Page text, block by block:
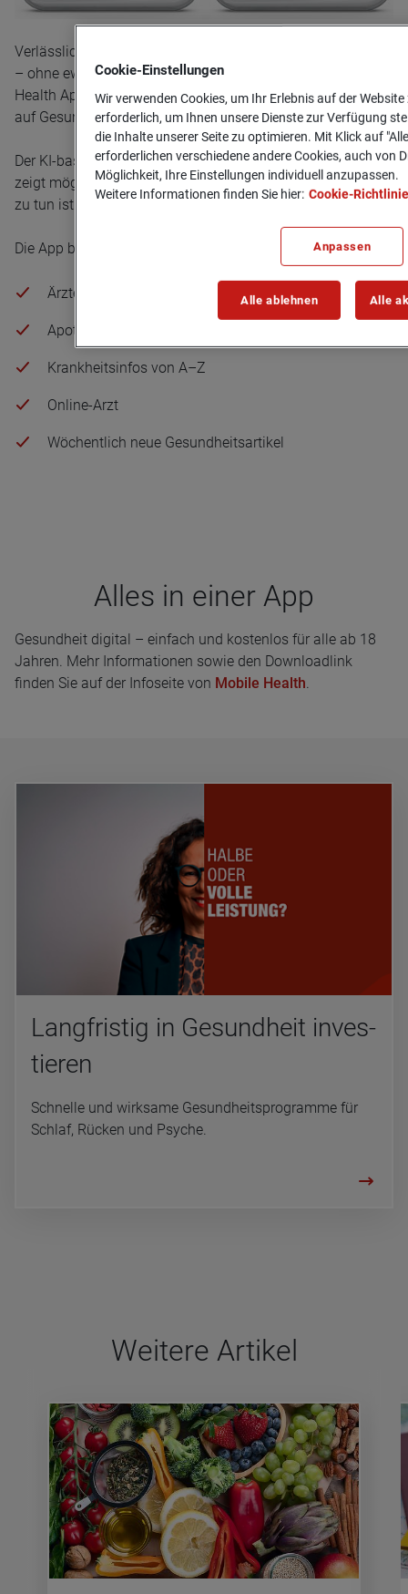
Verlässliche Antworten auf Fragen zu Krankheiten erhalten
– ohne ewig danach zu suchen? Mit der Generali Mobile
Health App erhalten Sie schnell und zuverlässig Antworten
auf Gesundheitsfragen – ganz ohne langes Suchen.
Der KI-basierte Symptom-Checker prüft Ihre Angaben und
zeigt mögliche Ursachen. Anschließend erfahren Sie, was
zu tun ist und ob ärztlicher Rat nötig ist.
Die App bietet Ihnen außerdem:
Ärzte finden
Apotheken & Notdienste
Krankheitsinfos von A–Z
Online-Arzt
Wöchentlich neue Gesundheitsartikel
Alles in einer App
Gesundheit digital – einfach und kostenlos für alle ab 18
Jahren. Mehr Informationen sowie den Downloadlink
finden Sie auf der Infoseite von Mobile Health.
Lang­fris­tig in Gesund­heit inves­
tie­ren
Schnelle und wirksame Gesundheitsprogramme für
Schlaf, Rücken und Psyche.
Wei­tere Arti­kel
Cookie-­Einstellungen
Wir verwenden Cookies, um Ihr Erlebnis auf der
erforderlich, um Ihnen unsere Dienste zur Verfügung
die Inhalte unserer Seite zu optimieren. Mit Klick auf
erforderlichen verschiedene andere Cookies, auch von
Möglichkeit, Ihre Einstellungen individuell anzupassen.
Weitere Informationen finden Sie hier: Cookie-Richtlinie
Anpassen
Alle ablehnen Alle